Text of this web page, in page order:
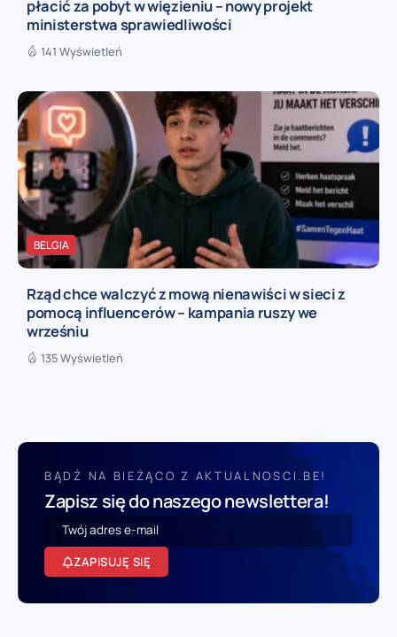
płacić za pobyt w więzieniu – nowy projekt
ministerstwa sprawiedliwości
141 Wyświetleń
BELGIA
Rząd chce walczyć z mową nienawiści w sieci z
pomocą influencerów – kampania ruszy we
wrześniu
135 Wyświetleń
BĄDŹ NA BIEŻĄCO Z AKTUALNOSCI.BE!
Zapisz się do naszego newslettera!
ZAPISUJĘ SIĘ